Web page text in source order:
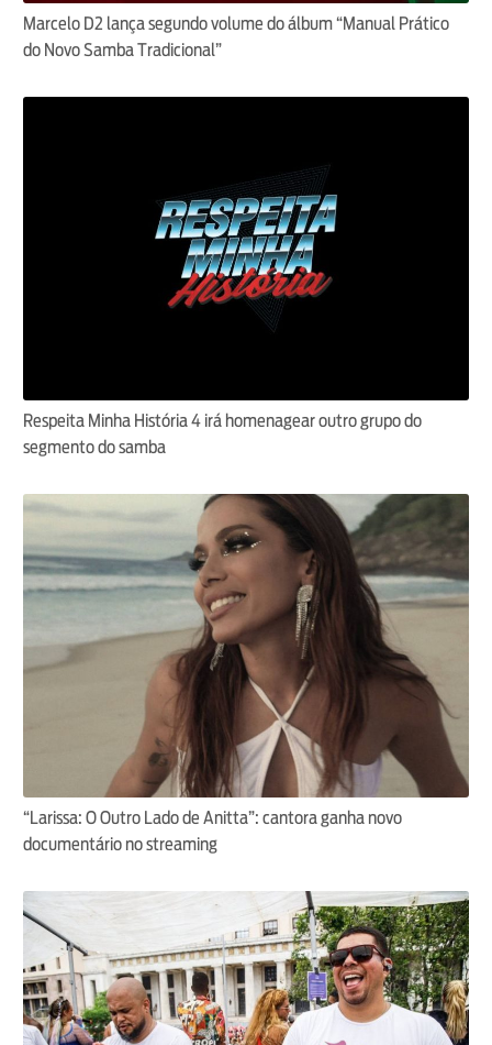
Marcelo D2 lança segundo volume do álbum “Manual Prático
do Novo Samba Tradicional”
Respeita Minha História 4 irá homenagear outro grupo do
segmento do samba
“Larissa: O Outro Lado de Anitta”: cantora ganha novo
documentário no streaming